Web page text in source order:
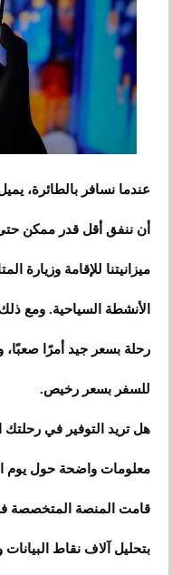
عندما نسافر بالطائرة،
أن ننفق أقل قدر ممكن
ميزانيتنا للإقامة وزيارة
الأنشطة السياحية. ومع
للسفر بسعر رخيص.
معلومات واضحة حول يوم
قامت المنصة المتخصصة
بتحليل آلاف نقاط